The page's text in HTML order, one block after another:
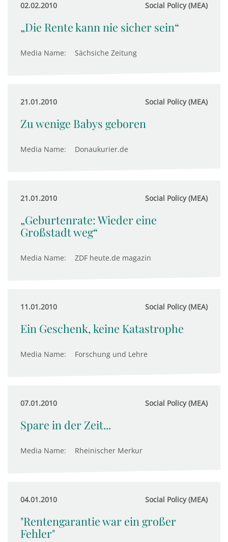
02.02.2010 Social Policy (MEA)
„Die Rente kann nie sicher sein“
Media Name: Sächsiche Zeitung
21.01.2010 Social Policy (MEA)
Zu wenige Babys geboren
Media Name: Donaukurier.de
21.01.2010 Social Policy (MEA)
„Geburtenrate: Wieder eine
Großstadt weg“
Media Name: ZDF heute.de magazin
11.01.2010 Social Policy (MEA)
Ein Geschenk, keine Katastrophe
Media Name: Forschung und Lehre
07.01.2010 Social Policy (MEA)
Spare in der Zeit...
Media Name: Rheinischer Merkur
04.01.2010 Social Policy (MEA)
"Rentengarantie war ein großer
Fehler"